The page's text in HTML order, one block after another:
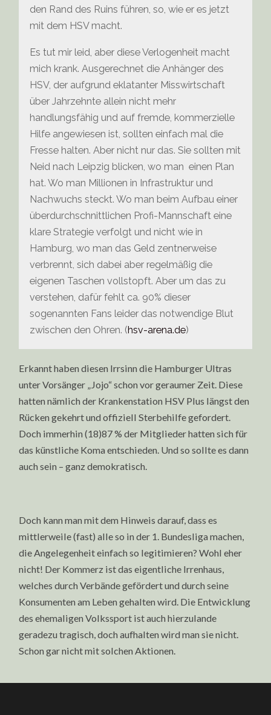
den Rand des Ruins führen, so, wie er es jetzt
mit dem HSV macht.
Es tut mir leid, aber diese Verlogenheit macht
mich krank. Ausgerechnet die Anhänger des
HSV, der aufgrund eklatanter Misswirtschaft
über Jahrzehnte allein nicht mehr
handlungsfähig und auf fremde, kommerzielle
Hilfe angewiesen ist, sollten einfach mal die
Fresse halten. Aber nicht nur das. Sie sollten mit
Neid nach Leipzig blicken, wo man einen Plan
hat. Wo man Millionen in Infrastruktur und
Nachwuchs steckt. Wo man beim Aufbau einer
überdurchschnittlichen Profi-Mannschaft eine
klare Strategie verfolgt und nicht wie in
Hamburg, wo man das Geld zentnerweise
verbrennt, sich dabei aber regelmäßig die
eigenen Taschen vollstopft. Aber um das zu
verstehen, dafür fehlt ca. 90% dieser
sogenannten Fans leider das notwendige Blut
zwischen den Ohren. (hsv-arena.de)
Erkannt haben diesen Irrsinn die Hamburger Ultras
unter Vorsänger „Jojo“ schon vor geraumer Zeit. Diese
hatten nämlich der Krankenstation HSV Plus längst den
Rücken gekehrt und offiziell Sterbehilfe gefordert.
Doch immerhin (18)87 % der Mitglieder hatten sich für
das künstliche Koma entschieden. Und so sollte es dann
auch sein – ganz demokratisch.
Doch kann man mit dem Hinweis darauf, dass es
mittlerweile (fast) alle so in der 1. Bundesliga machen,
die Angelegenheit einfach so legitimieren? Wohl eher
nicht! Der Kommerz ist das eigentliche Irrenhaus,
welches durch Verbände gefördert und durch seine
Konsumenten am Leben gehalten wird. Die Entwicklung
des ehemaligen Volkssport ist auch hierzulande
geradezu tragisch, doch aufhalten wird man sie nicht.
Schon gar nicht mit solchen Aktionen.